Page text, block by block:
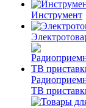
Инструмент
ТВ